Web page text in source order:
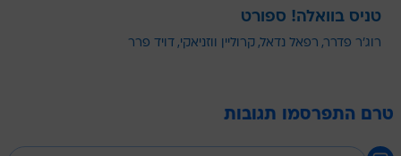
טניס בוואלה! ספורט
רוג'ר פדרר רפאל נדאל קרוליין ווזניאקי דויד פרר
טרם התפרסמו תגובות